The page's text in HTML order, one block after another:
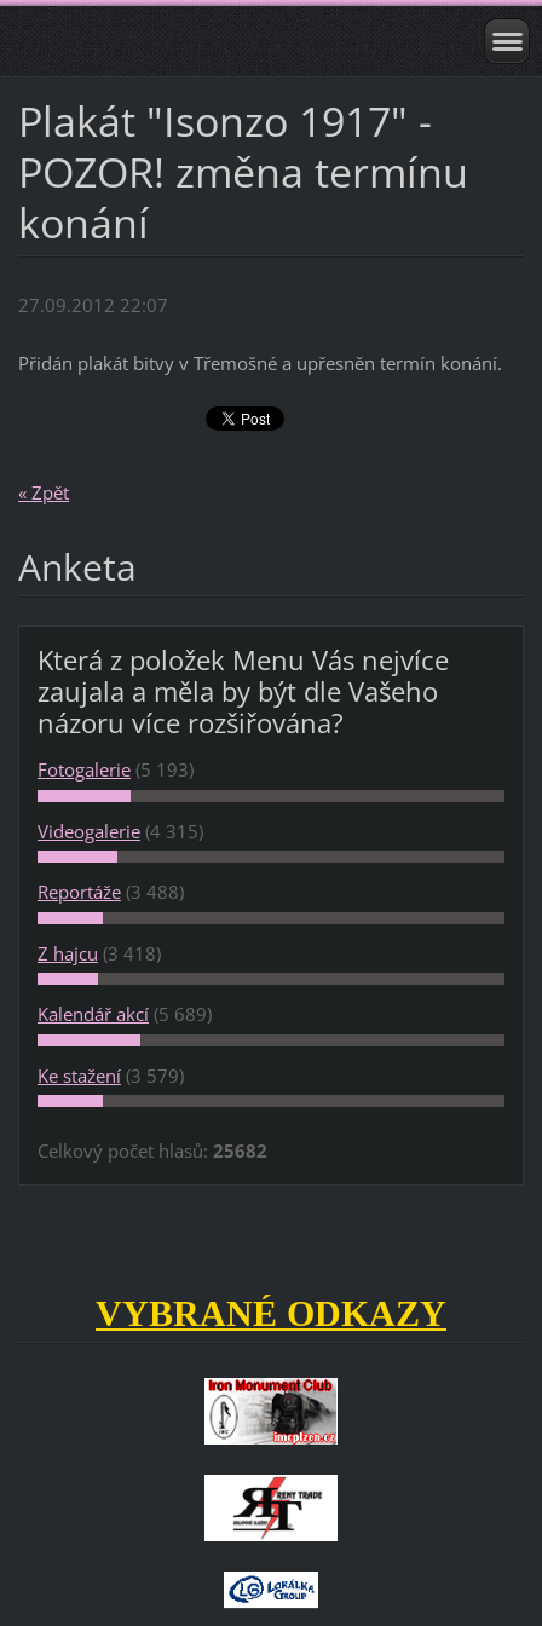
Plakát "Isonzo 1917" -
POZOR! změna termínu
konání
27.09.2012 22:07
Přidán plakát bitvy v Třemošné a upřesněn termín konání.
« Zpět
Anketa
Která z položek Menu Vás nejvíce
zaujala a měla by být dle Vašeho
názoru více rozšiřována?
Fotogalerie (5 193)
Videogalerie (4 315)
Reportáže (3 488)
Z hajcu (3 418)
Kalendář akcí (5 689)
Ke stažení (3 579)
Celkový počet hlasů: 25682
VYBRANÉ ODKAZY